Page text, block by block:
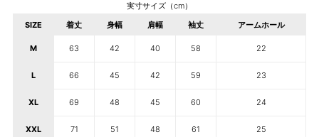
実寸サイズ（cm）
SIZE
着丈 身幅 肩幅 袖丈 アームホール
M 63 42 40 58 22
L 66 45 42 59 23
XL 69 48 45 60 24
XXL 71 51 48 61 25